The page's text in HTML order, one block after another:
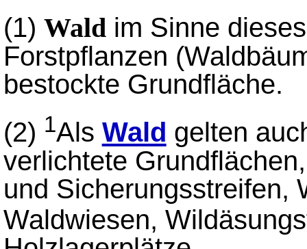
(1) Waldim Sinne
Forstpflanzen
bestockte Grundfläche.
(2) 1Als Wald gelten
verlichtete
und Sicherungsstreifen,
Waldwiesen,